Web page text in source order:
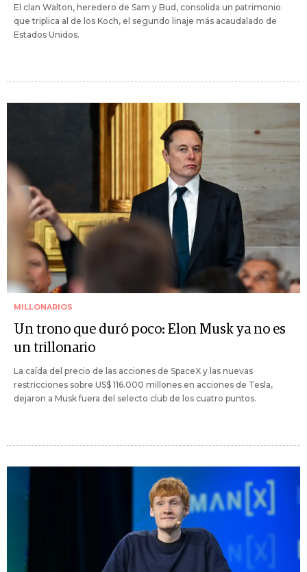
El clan Walton, heredero de Sam y Bud, consolida un patrimonio
que triplica al de los Koch, el segundo linaje más acaudalado de
Estados Unidos.
MILLONARIOS
Un trono que duró poco: Elon Musk ya no es
un trillonario
La caída del precio de las acciones de SpaceX y las nuevas
restricciones sobre US$ 116.000 millones en acciones de Tesla,
dejaron a Musk fuera del selecto club de los cuatro puntos.